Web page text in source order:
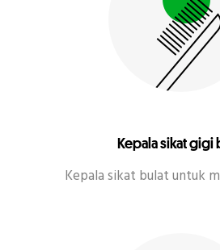
Kepala sikat gigi
Kepala sikat bulat untuk